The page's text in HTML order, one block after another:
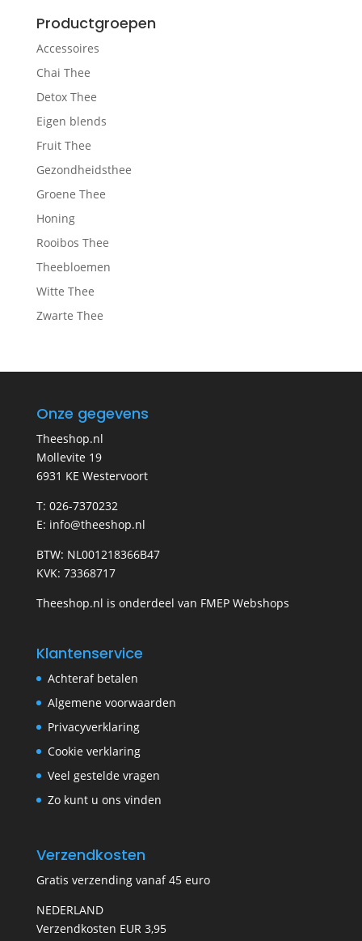
Productgroepen
Accessoires
Chai Thee
Detox Thee
Eigen blends
Fruit Thee
Gezondheidsthee
Groene Thee
Honing
Rooibos Thee
Theebloemen
Witte Thee
Zwarte Thee
Onze gegevens
Theeshop.nl
Mollevite 19
6931 KE Westervoort
T: 026-7370232
E: info@theeshop.nl
BTW: NL001218366B47
KVK: 73368717
Theeshop.nl is onderdeel van FMEP Webshops
Klantenservice
Achteraf betalen
Algemene voorwaarden
Privacyverklaring
Cookie verklaring
Veel gestelde vragen
Zo kunt u ons vinden
Verzendkosten
Gratis verzending vanaf 45 euro
NEDERLAND
Verzendkosten EUR 3,95